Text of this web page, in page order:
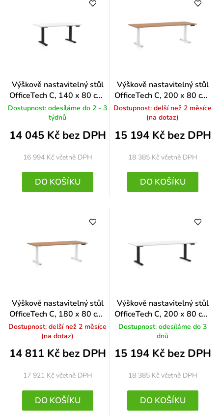
Výškově nastavitelný stůl
OfficeTech C, 140 x 80 cm,
černá podnož, bílá
Dostupnost: odesíláme do 2 - 3
týdnů
14 045 Kč bez DPH
16 994 Kč včetně DPH
DO KOŠÍKU
Výškově nastavitelný stůl
OfficeTech C, 200 x 80 cm,
bílá podnož, buk
Dostupnost: delší než 2 měsíce
(na dotaz)
15 194 Kč bez DPH
18 385 Kč včetně DPH
DO KOŠÍKU
Výškově nastavitelný stůl
OfficeTech C, 180 x 80 cm,
bílá podnož, buk
Dostupnost: delší než 2 měsíce
(na dotaz)
14 811 Kč bez DPH
17 921 Kč včetně DPH
DO KOŠÍKU
Výškově nastavitelný stůl
OfficeTech C, 200 x 80 cm,
černá podnož, bílá
Dostupnost: odesíláme do 3
dnů
15 194 Kč bez DPH
18 385 Kč včetně DPH
DO KOŠÍKU